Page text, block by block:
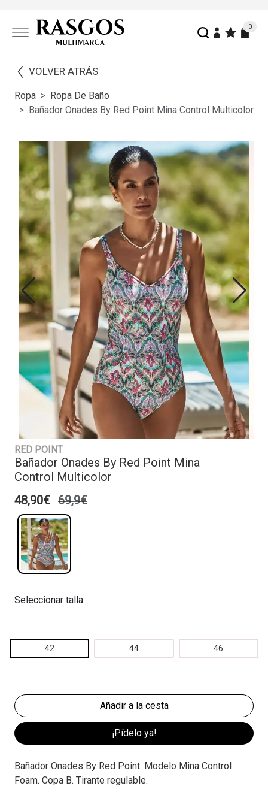
0
VOLVER ATRÁS
Ropa
Ropa De Baño
Bañador Onades By Red Point Mina Control Multicolor
RED POINT
Bañador Onades By Red Point Mina
Control Multicolor
48,90€ 69,9€
Seleccionar talla
42 44 46
¡Pídelo ya!
Bañador Onades By Red Point. Modelo Mina Control
Foam. Copa B. Tirante regulable.